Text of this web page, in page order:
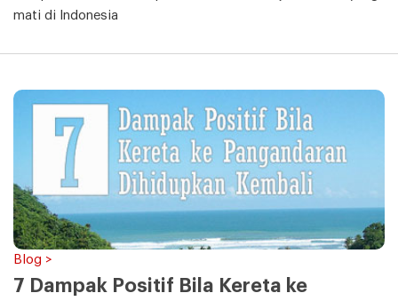
mati di Indonesia
Blog >
7 Dampak Positif Bila Kereta ke